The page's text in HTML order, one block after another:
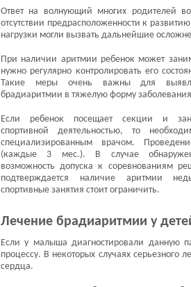
Ответ на волнующий многих родителей
отсутствии предрасположенности к
нагрузки могли вызвать дальнейшие
При наличии аритмии ребенок может
нужно регулярно контролировать его
Такие меры очень важны для
брадиаритмии в тяжелую форму
Если ребенок посещает секции и
спортивной деятельностью, то
специализированным врачом.
(каждые 3 мес.). В случае
возможность допуска к соревнованиям
подтверждается наличие аритмии
спортивные занятия стоит ограничить.
Лечение брадиаритмии у
Если у малыша диагностировали данную
процессу. В некоторых случаях серьезного
сердца.